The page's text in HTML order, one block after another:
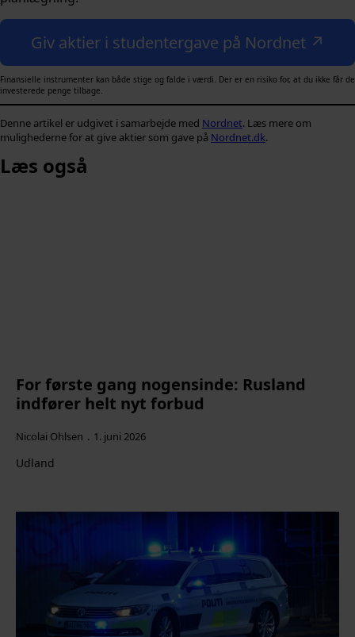
Giv aktier i studentergave på Nordnet ↗
Finansielle instrumenter kan både stige og falde i værdi. Der er en risiko for, at du ikke får de
investerede penge tilbage.
Denne artikel er udgivet i samarbejde med Nordnet. Læs mere om
mulighederne for at give aktier som gave på Nordnet.dk.
Læs også
For første gang nogensinde: Rusland
indfører helt nyt forbud
Nicolai Ohlsen 1. juni 2026
Udland